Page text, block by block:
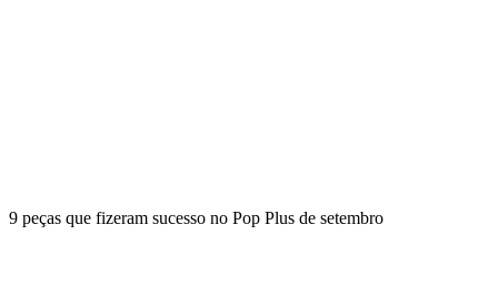
9 peças que fizeram sucesso no Pop Plus de setembro